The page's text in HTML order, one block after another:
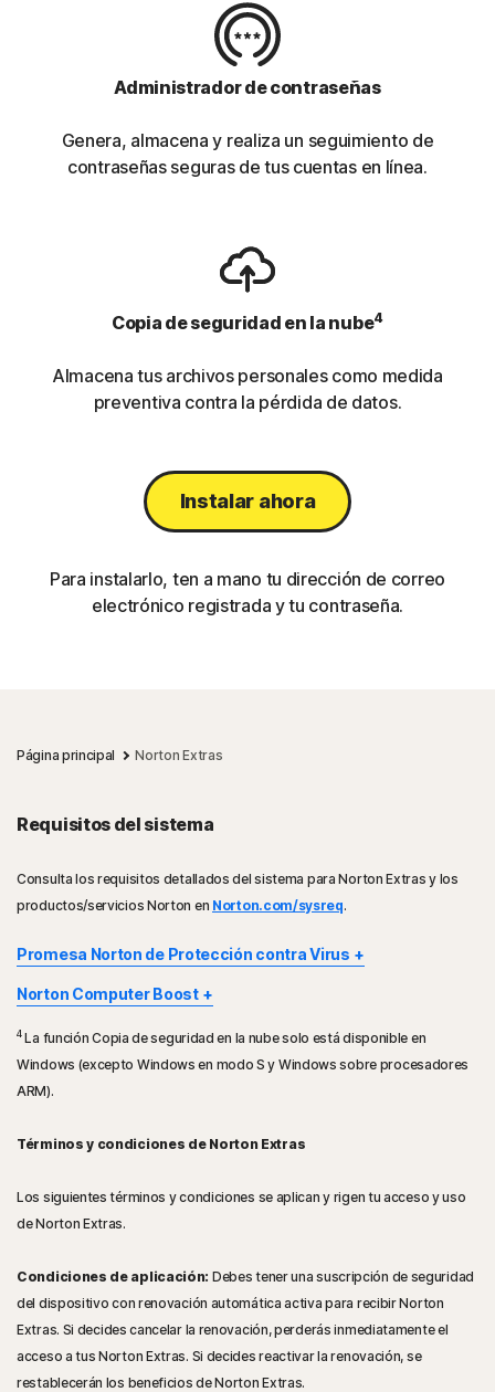
Administrador de contraseñas
Genera, almacena y realiza un seguimiento de
contraseñas seguras de tus cuentas en línea.
Copia de seguridad en la nube4
Almacena tus archivos personales como medida
preventiva contra la pérdida de datos.
Instalar ahora
Para instalarlo, ten a mano tu dirección de correo
electrónico registrada y tu contraseña.
Página principal Norton Extras
Requisitos del sistema
Consulta los requisitos detallados del sistema para Norton Extras y los
productos/servicios Norton en Norton.com/sysreq.
Promesa Norton de Protección contra Virus
Sistemas operativos Windows™
Microsoft Windows XP SP3 o posterior, Windows
Vista, Windows 7 o Windows 8.
Mac OS X 10.5 o posterior.
Android 6.x o posterior (debe tener la aplicación
Sistemas operativos iOS
iOS, versión 7 o posterior.
Norton Computer Boost
Sistemas operativos Windows™
Microsoft Windows XP SP3 o posterior, Windows
excepto Windows 11/10 en modo S y Windows
®
Sistemas operativos
4La función Copia de seguridad en la nube solo está disponible en
Windows (excepto Windows en modo S y Windows sobre procesadores
ARM).
Términos y condiciones de Norton Extras
Los siguientes términos y condiciones se aplican y rigen tu acceso y uso
de Norton Extras.
Condiciones de aplicación: Debes tener una suscripción de seguridad
del dispositivo con renovación automática activa para recibir Norton
Extras. Si decides cancelar la renovación, perderás inmediatamente el
acceso a tus Norton Extras. Si decides reactivar la renovación, se
restablecerán los beneficios de Norton Extras.